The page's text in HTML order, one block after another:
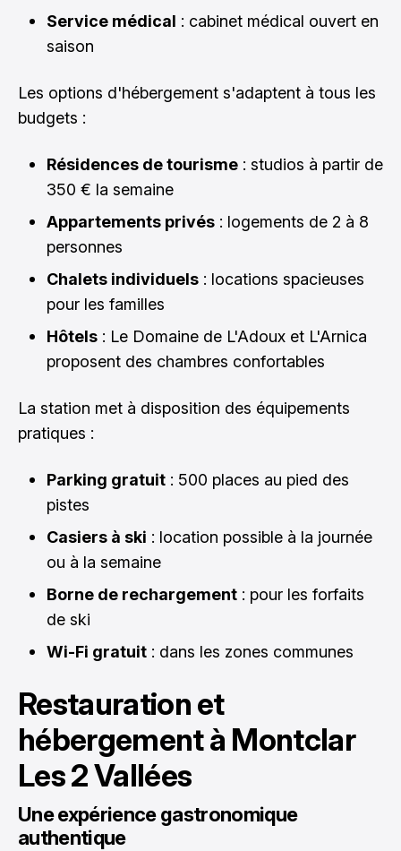
Service médical : cabinet médical ouvert en
saison
Les options d'hébergement s'adaptent à tous les
budgets :
Résidences de tourisme : studios à partir de
350 € la semaine
Appartements privés : logements de 2 à 8
personnes
Chalets individuels : locations spacieuses
pour les familles
Hôtels : Le Domaine de L'Adoux et L'Arnica
proposent des chambres confortables
La station met à disposition des équipements
pratiques :
Parking gratuit : 500 places au pied des
pistes
Casiers à ski : location possible à la journée
ou à la semaine
Borne de rechargement : pour les forfaits
de ski
Wi-Fi gratuit : dans les zones communes
Restauration et
hébergement à Montclar
Les 2 Vallées
Une expérience gastronomique
authentique